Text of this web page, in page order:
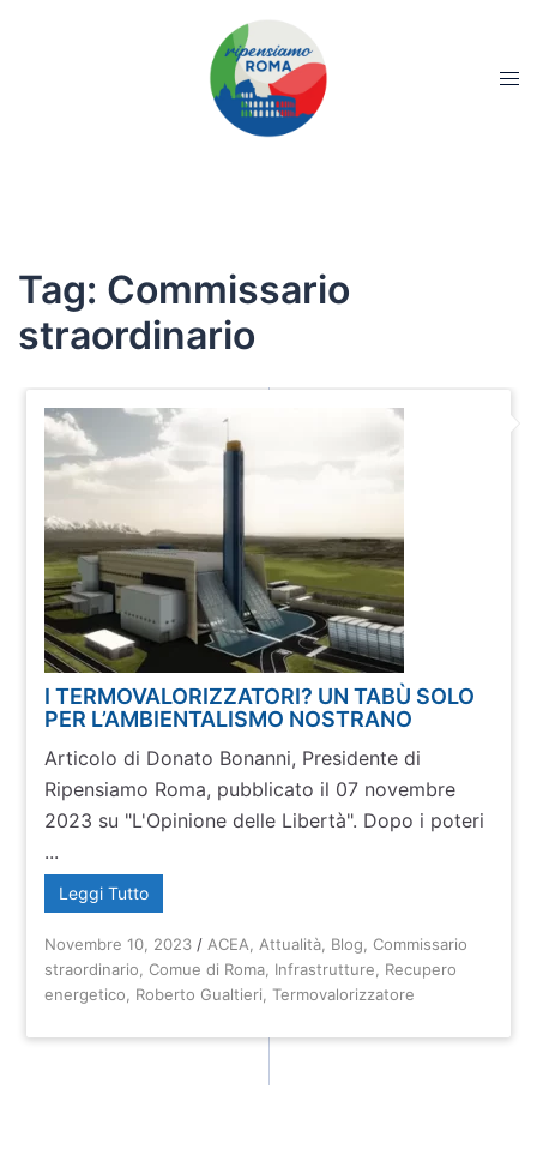
Tag: Commissario
straordinario
I TERMOVALORIZZATORI? UN TABÙ SOLO
PER L’AMBIENTALISMO NOSTRANO
Articolo di Donato Bonanni, Presidente di
Ripensiamo Roma, pubblicato il 07 novembre
2023 su "L'Opinione delle Libertà". Dopo i poteri
...
Leggi Tutto
Novembre 10, 2023 / ACEA Attualità Blog ,Commissario
straordinario ,Comue di Roma Infrastrutture
Recupero
energetico
Roberto Gualtieri ,Termovalorizzatore